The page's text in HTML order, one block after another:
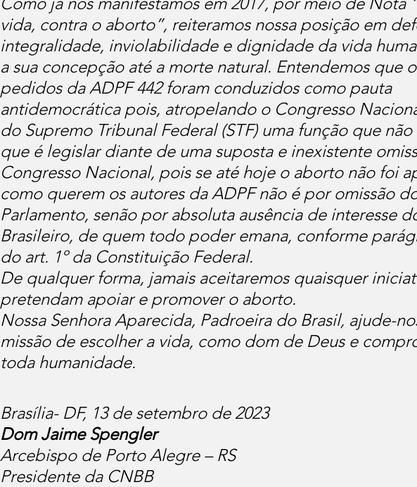
vida, contra o aborto”, reiteramos nossa posição em
integralidade, inviolabilidade e dignidade da vida
a sua concepção até a morte natural. Entendemos que
pedidos da ADPF 442 foram conduzidos como pauta
antidemocrática pois, atropelando o Congresso
do Supremo Tribunal Federal (STF) uma função que
que é legislar diante de uma suposta e inexistente
Congresso Nacional, pois se até hoje o aborto não foi
como querem os autores da ADPF não é por omissão
Parlamento, senão por absoluta ausência de interesse
Brasileiro, de quem todo poder emana, conforme
do art. 1º da Constituição Federal.
De qualquer forma, jamais aceitaremos quaisquer
pretendam apoiar e promover o aborto.
Nossa Senhora Aparecida, Padroeira do Brasil, ajude-
missão de escolher a vida, como dom de Deus e
toda humanidade.
Brasília- DF, 13 de setembro de 2023
Dom Jaime Spengler
Arcebispo de Porto Alegre – RS
Presidente da CNBB